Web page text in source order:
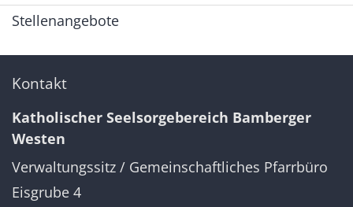
Stellenangebote
Kontakt
Katholischer Seelsorgebereich Bamberger
Westen
Verwaltungssitz / Gemeinschaftliches Pfarrbüro
Eisgrube 4